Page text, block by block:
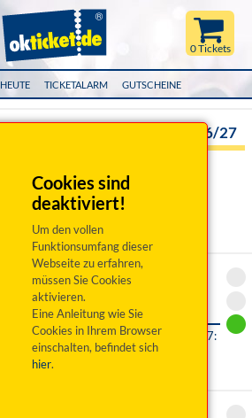
HEUTE TICKETALARM GUTSCHEINE
0 Tickets
Cookies sind
deaktiviert!
Um den vollen
Funktionsumfang dieser
Webseite zu erfahren,
müssen Sie Cookies
aktivieren.
Eine Anleitung wie Sie
Cookies in Ihrem Browser
einschalten, befindet sich
hier.
ERGOLDING 2026/27
einrichten »
Ergolding 2026/27
November 2026 18:00 Uhr
Pelzig: Wer wir werden -
Premiere
im Bürgersaal Ergolding 2026/27:
Bürgersaal
November 2026 18:00 Uhr